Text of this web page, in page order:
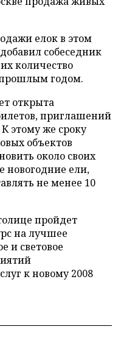
елок в этом
собеседник
количество
годом.
открыта
приглашений
К этому же сроку
объектов
около своих
новогодние ели,
не менее 10
пройдет
на лучшее
и световое
к новому 2008